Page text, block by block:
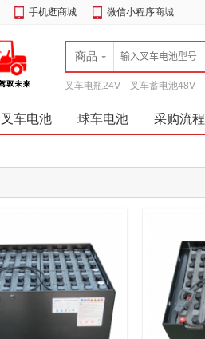
手机逛商城 微信小程序商城
商品
叉车电瓶24V 叉车蓄电池48V
叉车电池 球车电池 采购流程